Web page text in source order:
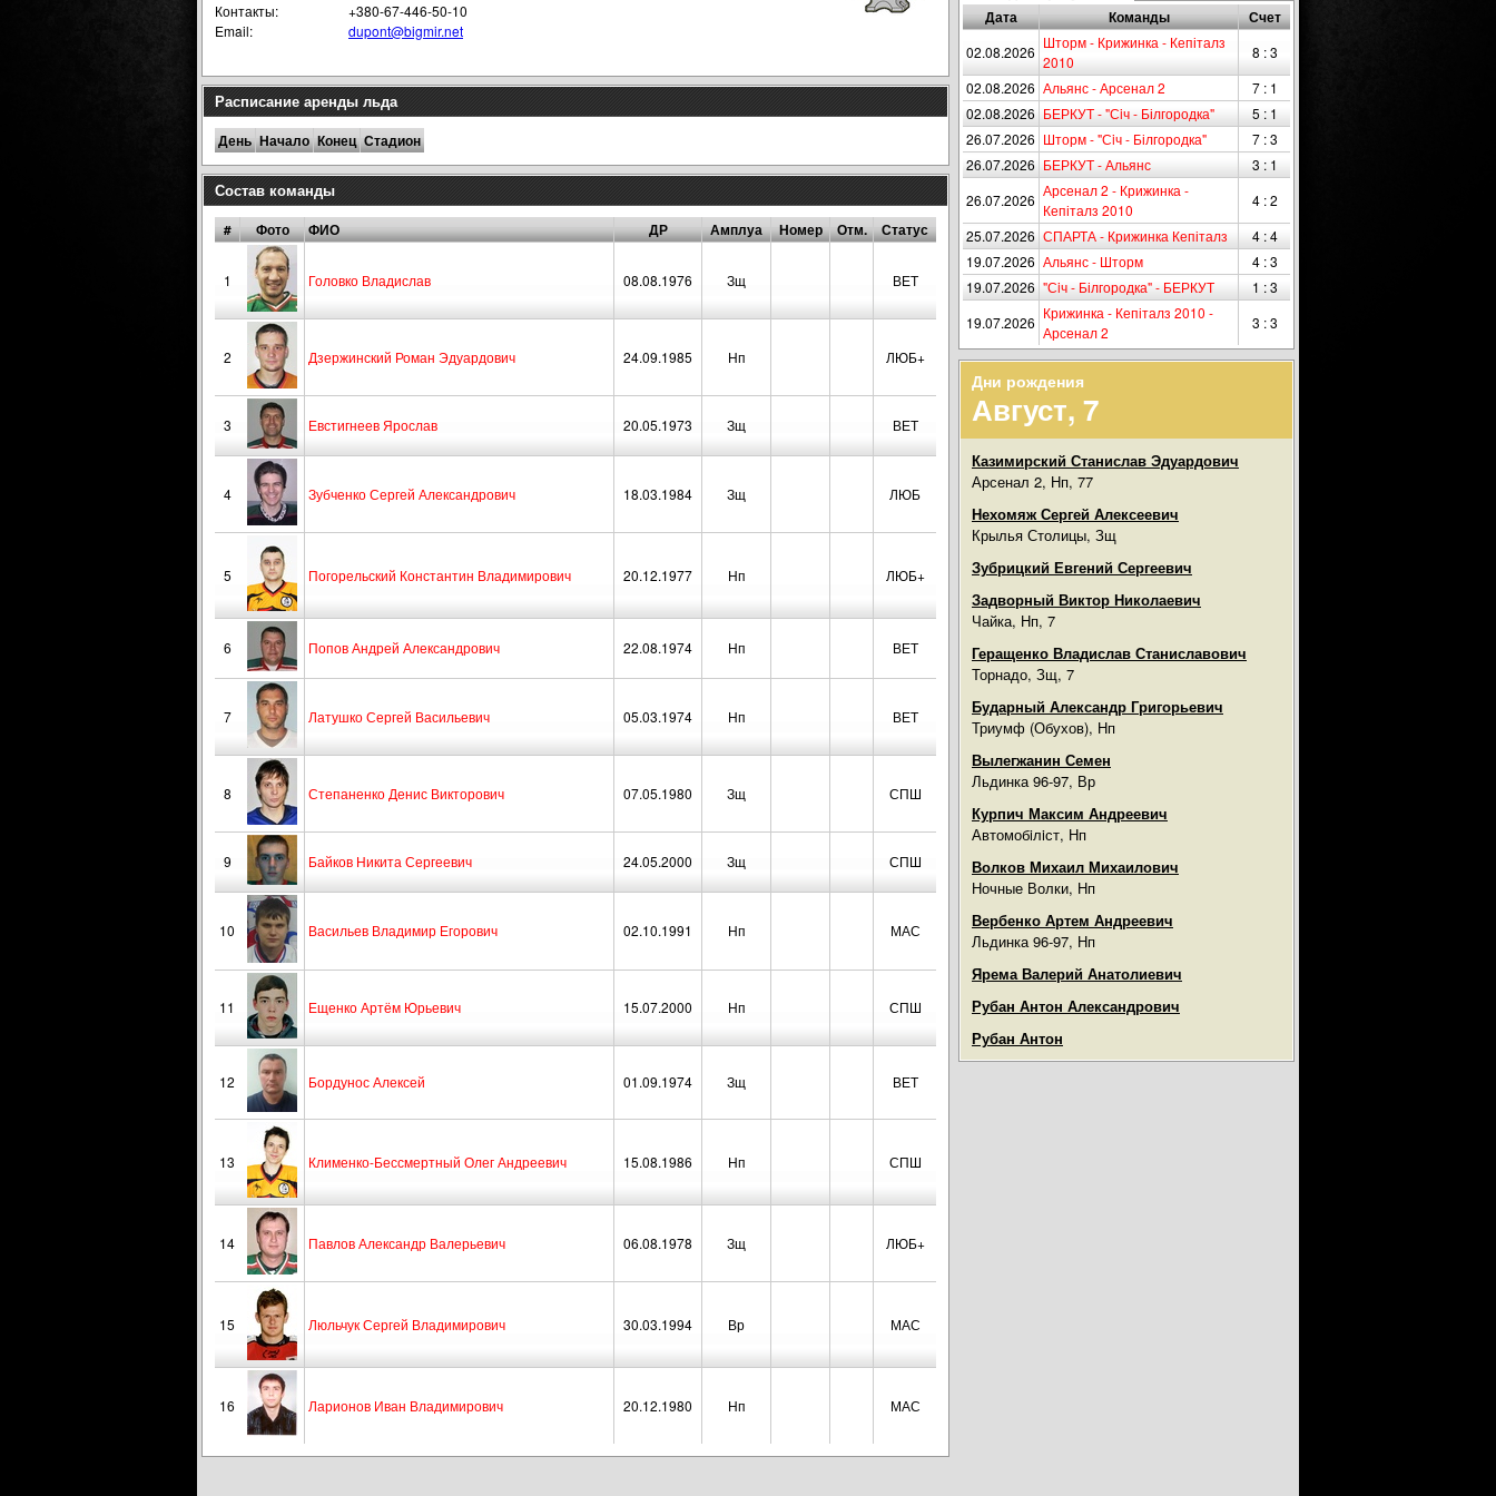
Дата Команды Счет
02.08.2026
Шторм - Крижинка - Кепіталз
2010
8 : 3
02.08.2026 Альянс - Арсенал 2
7 : 1
02.08.2026 БЕРКУТ - "Сiч - Білгородка"
5 : 1
26.07.2026 Шторм - "Сiч - Білгородка"
7 : 3
26.07.2026 БЕРКУТ - Альянс
3 : 1
26.07.2026
Арсенал 2 - Крижинка -
Кепіталз 2010
4 : 2
25.07.2026 СПАРТА - Крижинка Кепіталз
4 : 4
19.07.2026 Альянс - Шторм
4 : 3
19.07.2026 "Сiч - Білгородка" - БЕРКУТ
1 : 3
19.07.2026
Крижинка - Кепіталз 2010 -
Арсенал 2
3 : 3
Дни рождения
Август, 7
Казимирский Станислав Эдуардович
Арсенал 2, Нп, 77
Нехомяж Сергей Алексеевич
Крылья Столицы, Зщ
Зубрицкий Евгений Сергеевич
Задворный Виктор Николаевич
Чайка, Нп, 7
Геращенко Владислав Станиславович
Торнадо, Зщ, 7
Бударный Александр Григорьевич
Триумф (Обухов), Нп
Вылегжанин Семен
Льдинка 96-97, Вр
Курпич Максим Андреевич
Автомобiлiст, Нп
Волков Михаил Михаилович
Ночные Волки, Нп
Вербенко Артем Андреевич
Льдинка 96-97, Нп
Ярема Валерий Анатолиевич
Рубан Антон Александрович
Рубан Антон
Контакты:
+380-67-446-50-10
Email:
dupont@bigmir.net
Расписание аренды льда
День Начало Конец Стадион
Состав команды
# Фото ФИО ДР Амплуа Номер Отм. Статус
1 Головко Владислав 08.08.1976 Зщ ВЕТ
2 Дзержинский Роман Эдуардович 24.09.1985 Нп ЛЮБ+
3 Евстигнеев Ярослав 20.05.1973 Зщ ВЕТ
4 Зубченко Сергей Александрович 18.03.1984 Зщ ЛЮБ
5 Погорельский Константин Владимирович 20.12.1977 Нп ЛЮБ+
6 Попов Андрей Александрович 22.08.1974 Нп ВЕТ
7 Латушко Сергей Васильевич 05.03.1974 Нп ВЕТ
8 Степаненко Денис Викторович 07.05.1980 Зщ СПШ
9 Байков Никита Сергеевич 24.05.2000 Зщ СПШ
10 Васильев Владимир Егорович 02.10.1991 Нп МАС
11 Ещенко Артём Юрьевич 15.07.2000 Нп СПШ
12 Бордунос Алексей 01.09.1974 Зщ ВЕТ
13 Клименко-Бессмертный Олег Андреевич 15.08.1986 Нп СПШ
14 Павлов Александр Валерьевич 06.08.1978 Зщ ЛЮБ+
15 Люльчук Сергей Владимирович 30.03.1994 Вр МАС
16 Ларионов Иван Владимирович 20.12.1980 Нп МАС